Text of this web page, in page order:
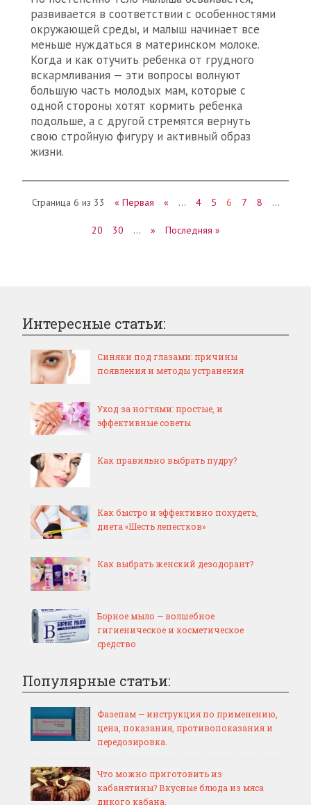
развивается в соответствии с особенностями
окружающей среды, и малыш начинает все
меньше нуждаться в материнском молоке.
Когда и как отучить ребенка от грудного
вскармливания — эти вопросы волнуют
большую часть молодых мам, которые с
одной стороны хотят кормить ребенка
подольше, а с другой стремятся вернуть
свою стройную фигуру и активный образ
жизни.
Страница 6 из 33 « Первая « … 4 5 6 7 8 …
20 30 … » Последняя »
Интересные статьи:
Синяки под глазами: причины
появления и методы устранения
Уход за ногтями: простые, и
эффективные советы
Как правильно выбрать пудру?
Как быстро и эффективно похудеть,
диета «Шесть лепестков»
Как выбрать женский дезодорант?
Борное мыло — волшебное
гигиеническое и косметическое
средство
Популярные статьи:
Фазепам — инструкция по применению,
цена, показания, противопоказания и
передозировка.
Что можно приготовить из
кабанятины? Вкусные блюда из мяса
дикого кабана.